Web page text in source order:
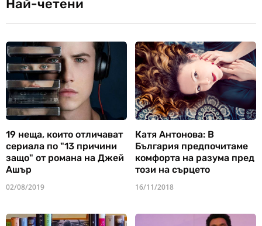
Най-четени
19 неща, които отличават
сериала по "13 причини
защо" от романа на Джей
Ашър
02/08/2019
Катя Антонова: В
България предпочитаме
комфорта на разума пред
този на сърцето
16/11/2018